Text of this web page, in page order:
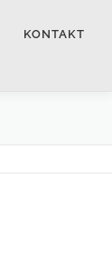
KONTAKT